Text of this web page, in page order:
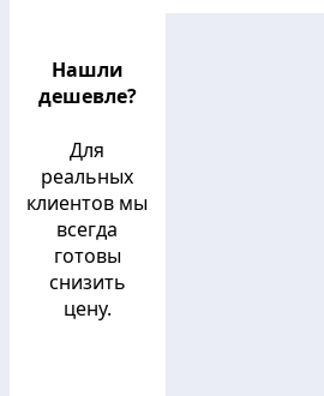
Нашли
дешевле?
Для
реальных
клиентов мы
всегда
готовы
снизить
цену.